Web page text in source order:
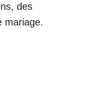
des
mariage.